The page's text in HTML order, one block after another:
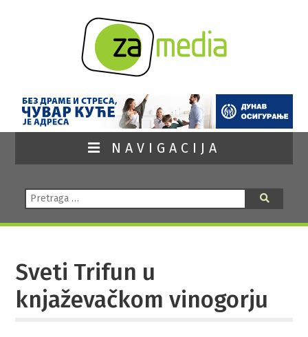
NAVIGACIJA
Pretraga:
Sveti Trifun u
knjaževačkom vinogorju